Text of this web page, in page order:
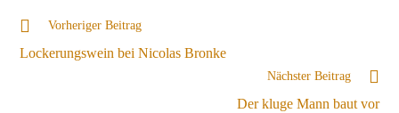
Weitere
ansehen
Vorheriger Beitrag
Lockerungswein bei Nicolas Bronke
Nächster Beitrag
Der kluge Mann baut vor